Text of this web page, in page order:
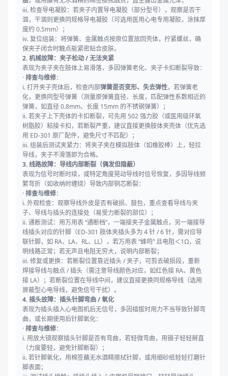
iii. 检查导电凝胶：若夹子内置导电凝胶（部分型号），观察是否干
涸，干涸则更换同规格导电凝胶（可选用医用心电专用凝胶，涂抹厚
度约 0.5mm）；
iv. 复位组装：将弹簧、金属触点按原位置放回壳体，拧紧螺丝，确
保夹子闭合时触点能紧密贴合皮肤。
2. 机械故障：夹子松动 / 无法夹紧
表现为夹子夹在肢体上易滑落，多因弹簧老化、夹子卡扣断裂导致：
·排查与维修：
i. 打开夹子壳体后，检查内部弹簧是否变形、失去弹性，若弹簧老
化，更换同型号弹簧（测量原弹簧直径、长度，匹配弹性系数相近的
弹簧，如直径 0.8mm、长度 15mm 的不锈钢弹簧）；
ii. 若夹子上下壳体的卡扣断裂，可先用 502 强力胶（或医用级环氧
树脂胶）粘接卡扣，若断裂严重，建议直接更换肢体夹壳体（优先选
用 ED-301 原厂配件，避免尺寸不匹配）；
iii. 组装后测试夹紧力：将夹子夹在模拟肢体（如橡胶棒）上，轻拉
导线，夹子不滑落即为合格。
3. 线路故障：导线内部断裂（偶发但隐蔽）
表现为信号时断时续，或特定角度晃动导线时信号恢复，多因导线频
繁弯折（如收纳时缠绕）导致内部铜芯断裂：
·排查与维修：
i. 外观检查：观察导线外皮是否有破损、鼓包，重点查看导线与夹
子、导线与插头的连接处（易受力断裂的部位）；
ii. 通断测试：用万用表 “通断档”，一端接夹子金属触点，另一端接导
线插头对应的针脚（ED-301 肢体夹插头多为 4 针 / 6 针，需对应导
联针脚，如 RA、LA、RL、LL），若万用表 “蜂鸣” 且电阻＜1Ω，说
明线路正常；若无声且电阻无穷大，说明内部断裂；
iii. 修复或更换：若断裂位置靠近插头 / 夹子，可剪去破损段，重新
焊接导线与触点 / 插头（需注意导线颜色对应，如红色接 RA、黄色
接 LA）；若断裂位置在导线中间，建议直接更换同规格导线（选用
屏蔽型心电导线，避免信号干扰）。
4. 插头故障：插头针脚弯曲 / 氧化
表现为插头插入心电图机后无信号，多因插拔时用力不当导致针脚弯
曲，或长期使用后针脚氧化：
·排查与维修：
i. 用放大镜观察插头针脚是否有弯曲，若轻微弯曲，用镊子轻轻掰直
（力度要轻，避免针脚断裂）；
ii. 若针脚氧化，用棉签蘸无水酒精擦拭针脚，或用细砂纸轻轻打磨针
脚表面；